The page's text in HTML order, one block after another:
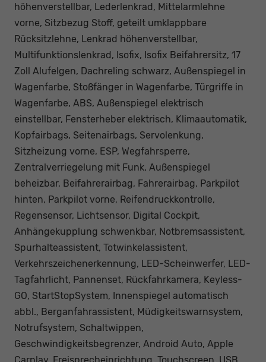
höhenverstellbar, Lederlenkrad, Mittelarmlehne
vorne, Sitzbezug Stoff, geteilt umklappbare
Rücksitzlehne, Lenkrad höhenverstellbar,
Multifunktionslenkrad, Isofix, Isofix Beifahrersitz, 17
Zoll Alufelgen, Dachreling schwarz, Außenspiegel in
Wagenfarbe, Stoßfänger in Wagenfarbe, Türgriffe in
Wagenfarbe, ABS, Außenspiegel elektrisch
einstellbar, Fensterheber elektrisch, Klimaautomatik,
Kopfairbags, Seitenairbags, Servolenkung,
Sitzheizung vorne, ESP, Wegfahrsperre,
Zentralverriegelung mit Funk, Außenspiegel
beheizbar, Beifahrerairbag, Fahrerairbag, Parkpilot
hinten, Parkpilot vorne, Reifendruckkontrolle,
Regensensor, Lichtsensor, Digital Cockpit,
Anhängekupplung schwenkbar, Notbremsassistent,
Spurhalteassistent, Totwinkelassistent,
Verkehrszeichenerkennung, LED-Scheinwerfer, LED-
Tagfahrlicht, Pannenset, Rückfahrkamera, Keyless-
GO, StartStopSystem, Innenspiegel automatisch
abbl., Berganfahrassistent, Müdigkeitswarnsystem,
Notrufsystem, Schaltwippen,
Geschwindigkeitsbegrenzer, Android Auto, Apple